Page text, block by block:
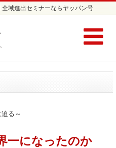
域進出セミナーならヤッパン号
一になったのか
る～